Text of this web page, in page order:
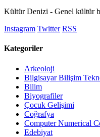
Kültür Denizi - Genel kültür
Instagram Twitter RSS
Kategoriler
Arkeoloji
Bilgisayar Bilişim
Bilim
Biyografiler
Çocuk Gelişimi
Coğrafya
Computer Numerical
Edebiyat